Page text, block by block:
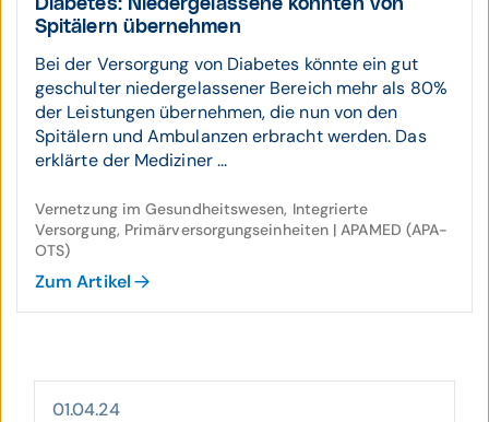
Diabetes: Nieder­gelas­sene könnten von
Spitälern über­nehmen
Bei der Versorgung von Diabetes könnte ein gut
geschulter niedergelassener Bereich mehr als 80%
der Leistungen übernehmen, die nun von den
Spitälern und Ambulanzen erbracht werden. Das
erklärte der Mediziner ...
Vernetzung im Gesundheitswesen, Integrierte
Versorgung, Primärversorgungseinheiten | APAMED (APA-
OTS)
Zum Artikel
01.04.24